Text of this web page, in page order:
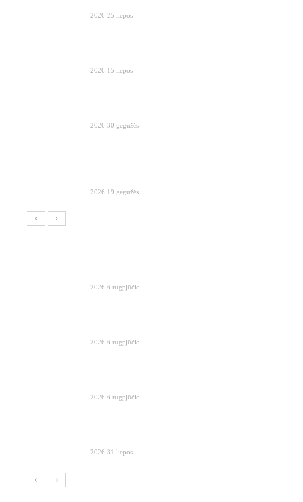
2026 25 liepos
2026 15 liepos
2026 30 gegužės
2026 19 gegužės
2026 6 rugpjūčio
2026 6 rugpjūčio
2026 6 rugpjūčio
2026 31 liepos